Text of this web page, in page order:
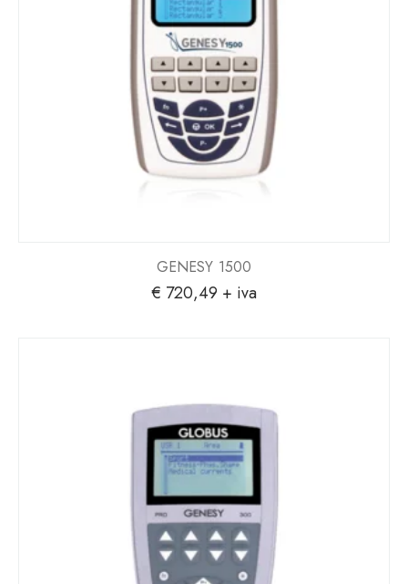
GENESY 1500
€ 720,49 + iva